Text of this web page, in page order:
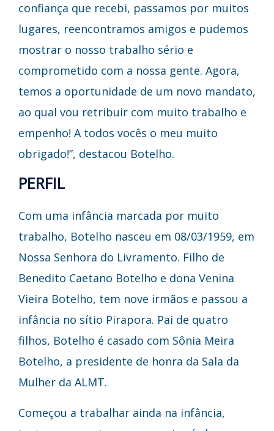
confiança que recebi, passamos por muitos
lugares, reencontramos amigos e pudemos
mostrar o nosso trabalho sério e
comprometido com a nossa gente. Agora,
temos a oportunidade de um novo mandato,
ao qual vou retribuir com muito trabalho e
empenho! A todos vocês o meu muito
obrigado!”, destacou Botelho.
PERFIL
Com uma infância marcada por muito
trabalho, Botelho nasceu em 08/03/1959, em
Nossa Senhora do Livramento. Filho de
Benedito Caetano Botelho e dona Venina
Vieira Botelho, tem nove irmãos e passou a
infância no sítio Pirapora. Pai de quatro
filhos, Botelho é casado com Sônia Meira
Botelho, a presidente de honra da Sala da
Mulher da ALMT.
Começou a trabalhar ainda na infância,